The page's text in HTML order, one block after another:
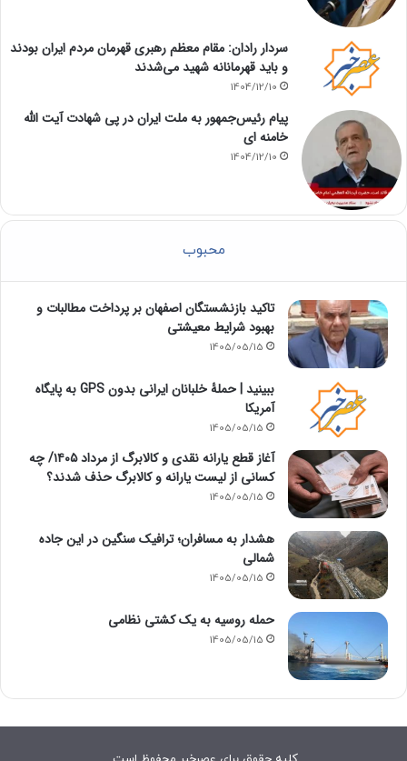
سردار رادان: مقام معظم رهبری قهرمان مردم ایران بودند
و باید قهرمانانه شهید می‌شدند
1404/12/10
پیام رئیس‌جمهور به ملت ایران در پی شهادت آیت الله
خامنه ای
1404/12/10
محبوب
تاکید بازنشستگان اصفهان بر پرداخت مطالبات و
بهبود شرایط معیشتی
1405/05/15
ببینید | حملۀ خلبانان ایرانی بدون GPS به پایگاه
آمریکا
1405/05/15
آغاز قطع یارانه نقدی و کالابرگ از مرداد ۱۴۰۵/ چه
کسانی از لیست یارانه و کالابرگ حذف شدند؟
1405/05/15
هشدار به مسافران؛ ترافیک سنگین در این جاده
شمالی
1405/05/15
حمله روسیه به یک کشتی نظامی
1405/05/15